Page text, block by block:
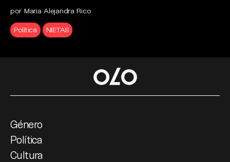
por Maria Alejandra Rico
Política NIETAS
Género
Política
Cultura